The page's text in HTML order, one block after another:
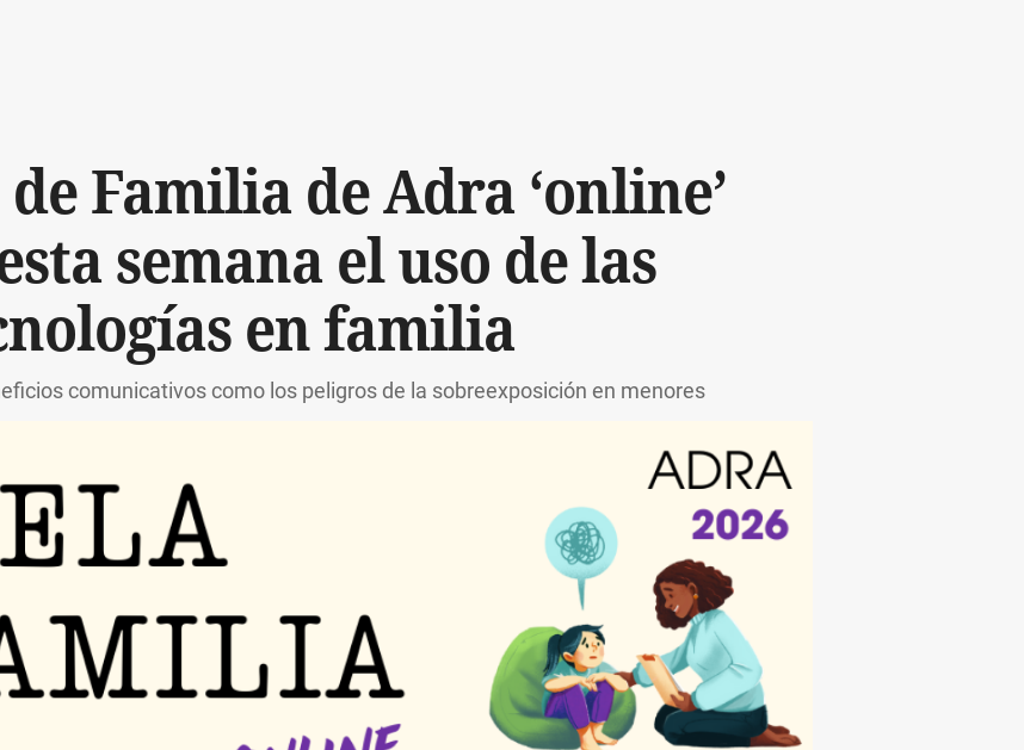
Familia de Adra ‘online’
semana el uso de las
en familia
comunicativos como los peligros de la sobreexposición en menores